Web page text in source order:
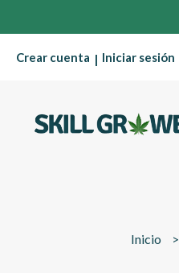
Crear cuenta | Iniciar sesión
Inicio